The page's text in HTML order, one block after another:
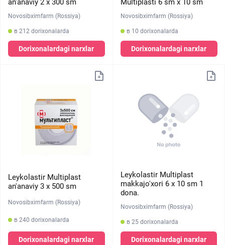
an'anaviy 2 х 300 sm
Novosibximfarm (Rossiya)
в 212 dorixonalarda
Dorixonalardagi narxlar
Multiplasti 6 sm х 10 sm
Novosibximfarm (Rossiya)
в 10 dorixonalarda
Dorixonalardagi narxlar
Leykolastir Multiplast
an'anaviy 3 х 500 sm
Novosibximfarm (Rossiya)
в 240 dorixonalarda
Dorixonalardagi narxlar
Leykolastir Multiplast
makkajo'xori 6 х 10 sm 1
dona.
Novosibximfarm (Rossiya)
в 25 dorixonalarda
Dorixonalardagi narxlar